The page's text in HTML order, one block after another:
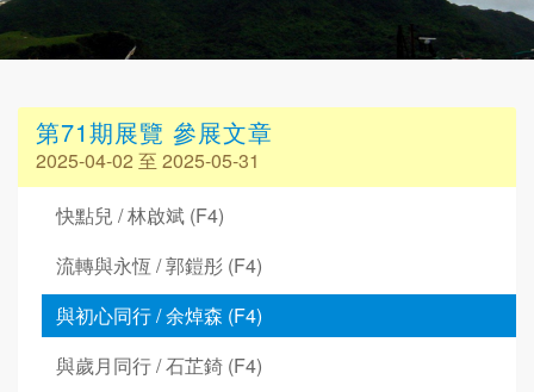
第71期展覽 參展文章
2025-04-02 至 2025-05-31
快點兒 / 林啟斌 (F4)
流轉與永恆 / 郭鎧彤 (F4)
與初心同行 / 余焯森 (F4)
與歲月同行 / 石芷錡 (F4)